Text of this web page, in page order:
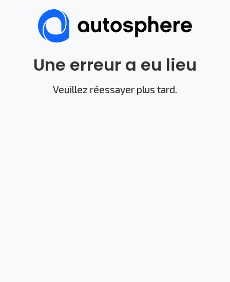
Une erreur a eu lieu
Veuillez réessayer plus tard.